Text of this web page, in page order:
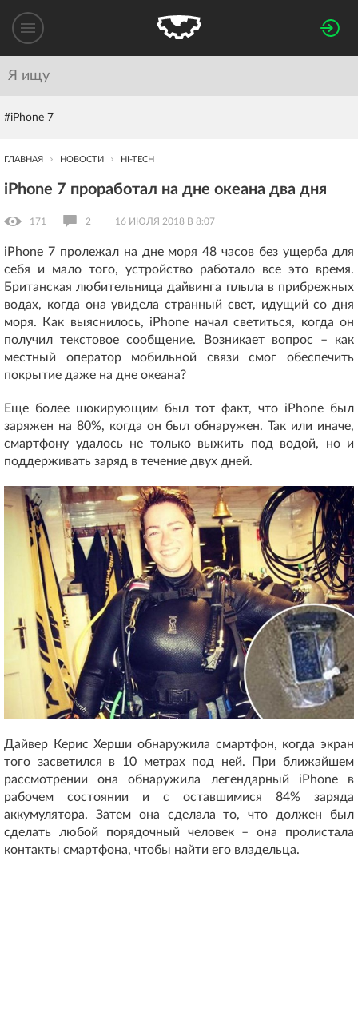
#iPhone 7
ГЛАВНАЯ НОВОСТИ HI-TECH
iPhone 7 проработал на дне океана два дня
171 2 16 ИЮЛЯ 2018 В 8:07
iPhone 7 пролежал на дне моря 48 часов без ущерба для
себя и мало того, устройство работало все это время.
Британская любительница дайвинга плыла в прибрежных
водах, когда она увидела странный свет, идущий со дня
моря. Как выяснилось, iPhone начал светиться, когда он
получил текстовое сообщение. Возникает вопрос – как
местный оператор мобильной связи смог обеспечить
покрытие даже на дне океана?
Еще более шокирующим был тот факт, что iPhone был
заряжен на 80%, когда он был обнаружен. Так или иначе,
смартфону удалось не только выжить под водой, но и
поддерживать заряд в течение двух дней.
Дайвер Керис Херши обнаружила смартфон, когда экран
того засветился в 10 метрах под ней. При ближайшем
рассмотрении она обнаружила легендарный iPhone в
рабочем состоянии и с оставшимися 84% заряда
аккумулятора. Затем она сделала то, что должен был
сделать любой порядочный человек – она пролистала
контакты смартфона, чтобы найти его владельца.